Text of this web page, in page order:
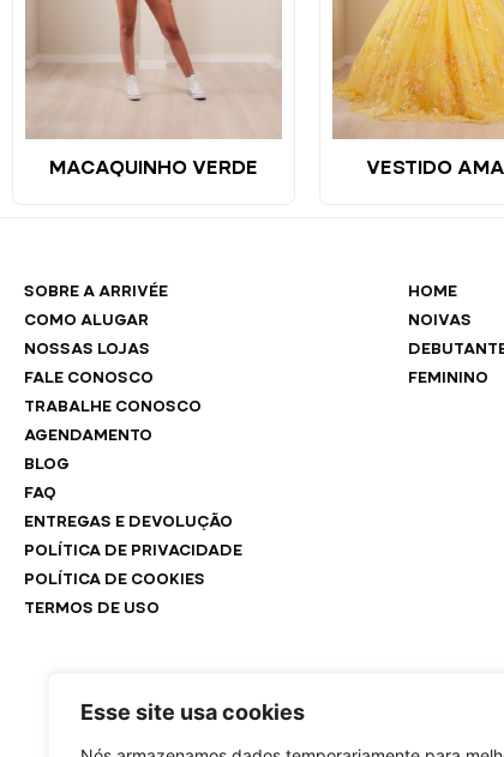
Esse site usa cookies
MACAQUINHO VERDE VESTIDO
SOBRE A ARRIVÉE
COMO ALUGAR
NOSSAS LOJAS
FALE CONOSCO
TRABALHE CONOSCO
AGENDAMENTO
BLOG
FAQ
ENTREGAS E DEVOLUÇÃO
POLÍTICA DE PRIVACIDADE
POLÍTICA DE COOKIES
TERMOS DE USO
HOME
NOIVAS
FEMININO